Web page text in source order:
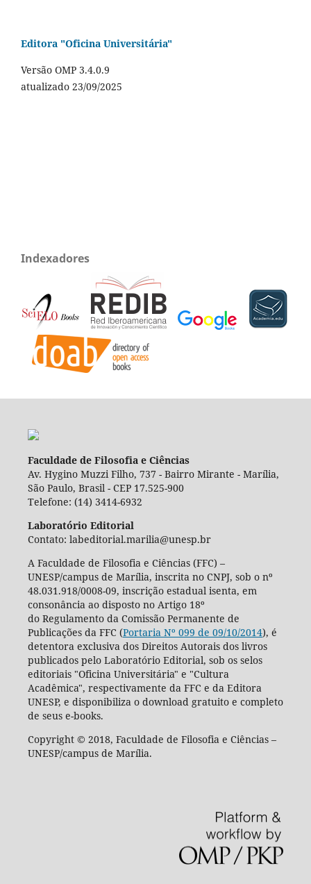
Editora "Oficina Universitária"
Versão OMP 3.4.0.9
atualizado 23/09/2025
Indexadores
Faculdade de Filosofia e Ciências
Av. Hygino Muzzi Filho, 737 - Bairro Mirante - Marília,
São Paulo, Brasil - CEP 17.525-900
Telefone: (14) 3414-6932
Laboratório Editorial
Contato: labeditorial.marilia@unesp.br
A Faculdade de Filosofia e Ciências (FFC) –
UNESP/campus de Marília, inscrita no CNPJ, sob o nº
48.031.918/0008-09, inscrição estadual isenta, em
consonância ao disposto no Artigo 18º
do Regulamento da Comissão Permanente de
Publicações da FFC (Portaria Nº 099 de 09/10/2014), é
detentora exclusiva dos Direitos Autorais dos livros
publicados pelo Laboratório Editorial, sob os selos
editoriais "Oficina Universitária" e "Cultura
Acadêmica", respectivamente da FFC e da Editora
UNESP, e disponibiliza o download gratuito e completo
de seus e-books.
Copyright © 2018, Faculdade de Filosofia e Ciências –
UNESP/campus de Marília.